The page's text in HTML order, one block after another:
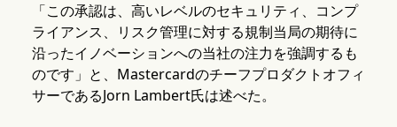
「この承認は、高いレベルのセキュリティ、コンプ
ライアンス、リスク管理に対する規制当局の期待に
沿ったイノベーションへの当社の注力を強調するも
のです」と、Mastercardのチーフプロダクトオフィ
サーであるJorn Lambert氏は述べた。